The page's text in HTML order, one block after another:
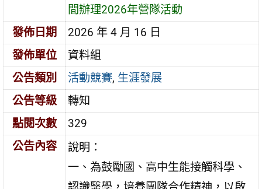
間辦理2026年營隊活動
發佈日期
2026 年 4 月 16 日
發佈單位
資料組
公告類別
活動競賽, 生涯發展
公告等級
轉知
點閱次數
329
公告內容
說明：
一、為鼓勵國、高中生能接觸科學、